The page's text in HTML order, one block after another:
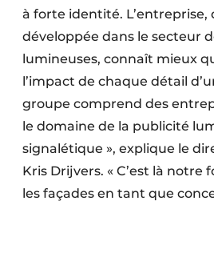
Fondations
Façades
Géotextiles
Infrastructures souterraines
Protection solaire
Rénovation
à forte identité. L’entreprise,
développée dans le secteur
lumineuses, connaît mieux
l’impact de chaque détail
groupe comprend des
le domaine de la publicité
signalétique », explique le
Kris Drijvers. « C’est là notre
les façades en tant que